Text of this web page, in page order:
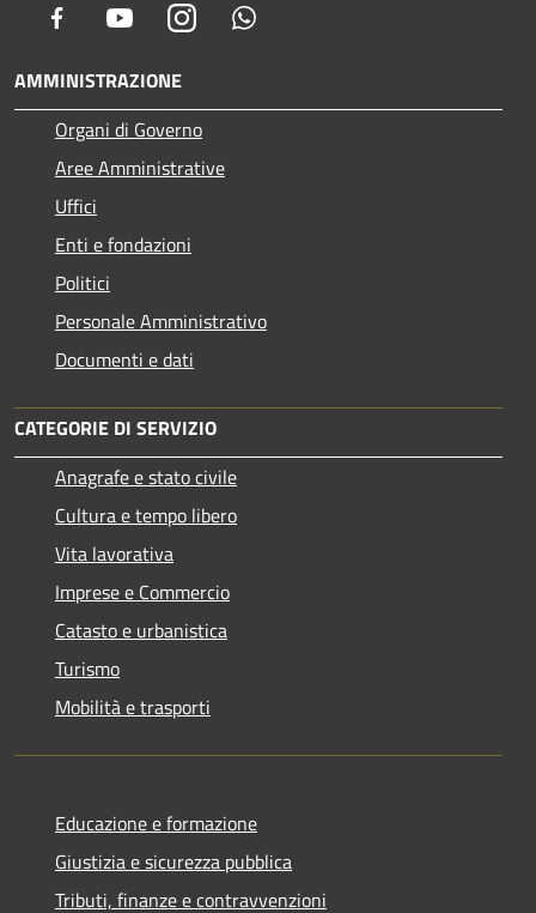
Facebook YoutubeInstagram
AMMINISTRAZIONE
Organi di Governo
Aree Amministrative
Uffici
Enti e fondazioni
Politici
Personale Amministrativo
Documenti e dati
CATEGORIE DI SERVIZIO
Anagrafe e stato civile
Cultura e tempo libero
Vita lavorativa
Imprese e Commercio
Catasto e urbanistica
Turismo
Mobilità e trasporti
Educazione e formazione
Giustizia e sicurezza pubblica
Tributi, finanze e contravvenzioni